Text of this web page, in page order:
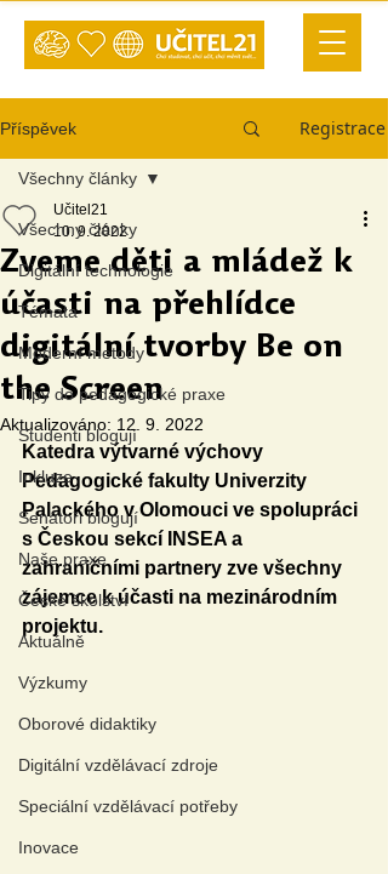
Příspěvek Registrace
Všechny články
Digitální technologie
Témata
Moderní metody
Tipy do pedagogické praxe
Studenti blogují
Inkluze
Senátoři blogují
Naše praxe
České školství
Aktuálně
Výzkumy
Oborové didaktiky
Digitální vzdělávací zdroje
Speciální vzdělávací potřeby
Inovace
Všechny články
Zveme děti a mládež k
účasti na přehlídce
digitální tvorby Be on
the Screen
Učitel21
10. 9. 2022
Aktualizováno: 12. 9. 2022
Katedra výtvarné výchovy
Pedagogické fakulty Univerzity
Palackého v Olomouci ve spolupráci
s Českou sekcí INSEA a
zahraničními partnery zve všechny
zájemce k účasti na mezinárodním
projektu.